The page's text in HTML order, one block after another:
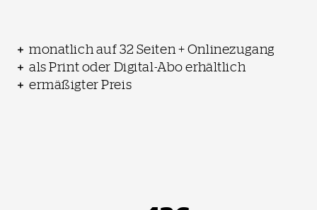
monatlich auf 32 Seiten + Onlinezugang
als Print oder Digital-Abo erhältlich
ermäßigter Preis